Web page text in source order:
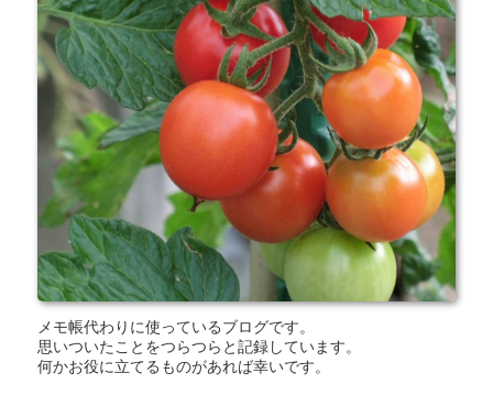
メモ帳代わりに使っているブログです。
思いついたことをつらつらと記録しています。
何かお役に立てるものがあれば幸いです。